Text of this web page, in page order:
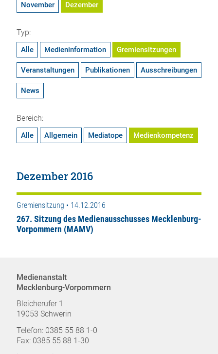
November Dezember
Typ:
Alle Medieninformation Gremiensitzungen
Veranstaltungen Publikationen Ausschreibungen
News
Bereich:
Alle Allgemein Mediatope Medienkompetenz
Dezember 2016
Gremiensitzung • 14.12.2016
267. Sitzung des Medienausschusses Mecklenburg-
Vorpommern (MAMV)
Medienanstalt
Mecklenburg-Vorpommern
Bleicherufer 1
19053 Schwerin
Telefon: 0385 55 88 1-0
Fax: 0385 55 88 1-30